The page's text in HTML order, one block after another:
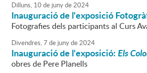
Dilluns, 10 de junyde2024
Inauguració de l'exposició
Fotografies dels participants al Curs
Divendres,7 de junyde2024
Inauguració de l'exposició:Els
obres de Pere Planells